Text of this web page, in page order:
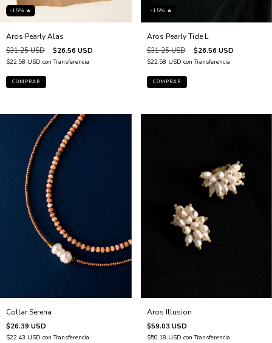
-15% 🔥
Aros Pearly Alas
$31.25 USD $26.56 USD
$22.58 USD con Transferencia
-15% 🔥
Aros Pearly Tide L
$31.25 USD $26.56 USD
$22.58 USD con Transferencia
Collar Serena
$26.39 USD
$22.43 USD con Transferencia
Aros Illusion
$59.03 USD
$50.18 USD con Transferencia